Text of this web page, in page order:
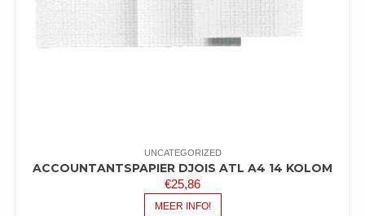
UNCATEGORIZED
ACCOUNTANTSPAPIER DJOIS ATL A4 14 KOLOM
€25,86
MEER INFO!